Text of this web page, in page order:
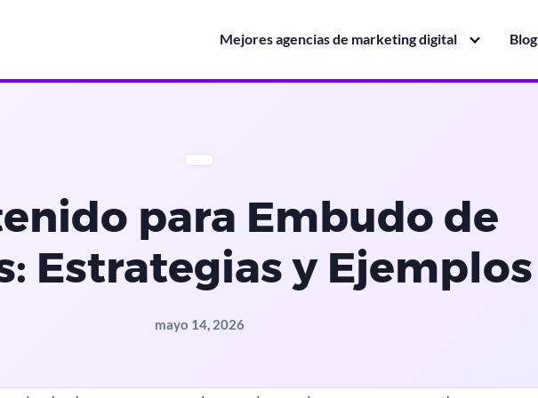
Mejores agencias de marketing digital Blog
para Embudo de
Estrategias y Ejemplos
mayo 14, 2026